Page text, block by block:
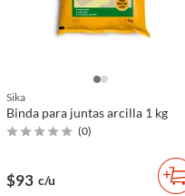
Sika
Binda para juntas arcilla 1 kg
(0)
$93 c/u